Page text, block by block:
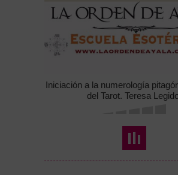
Iniciación a la numerología
del Tarot. Teresa